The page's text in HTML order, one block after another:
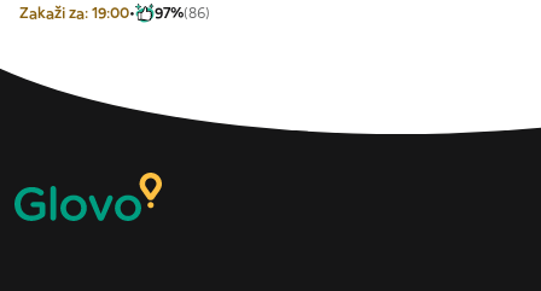
Zakaži za: 19:00 97%(86)